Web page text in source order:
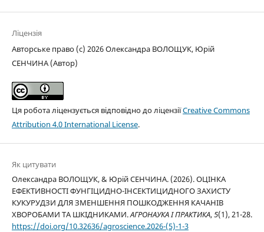
Ліцензія
Авторське право (c) 2026 Олександра ВОЛОЩУК, Юрій
СЕНЧИНА (Автор)
Ця робота ліцензується відповідно до ліцензіїCreative Commons
Attribution 4.0 International License.
Як цитувати
Олександра ВОЛОЩУК, & Юрій СЕНЧИНА. (2026). ОЦІНКА
ЕФЕКТИВНОСТІ ФУНГІЦИДНО-ІНСЕКТИЦИДНОГО ЗАХИСТУ
КУКУРУДЗИ ДЛЯ ЗМЕНШЕННЯ ПОШКОДЖЕННЯ КАЧАНІВ
ХВОРОБАМИ ТА ШКІДНИКАМИ.АГРОНАУКА І ПРАКТИКА,5(1), 21-28.
https://doi.org/10.32636/agroscience.2026-(5)-1-3